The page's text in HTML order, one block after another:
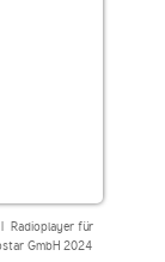
Radioplayer für
GmbH 2024